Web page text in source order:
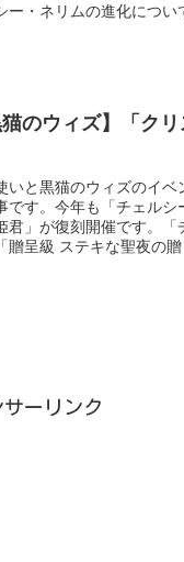
ー・ネリムの進化につい
猫のウィズ】「ク
いと黒猫のウィズのイベ
です。今年も「チェル
君」が復刻開催です。「
贈呈級 ステキな聖夜の
サーリンク